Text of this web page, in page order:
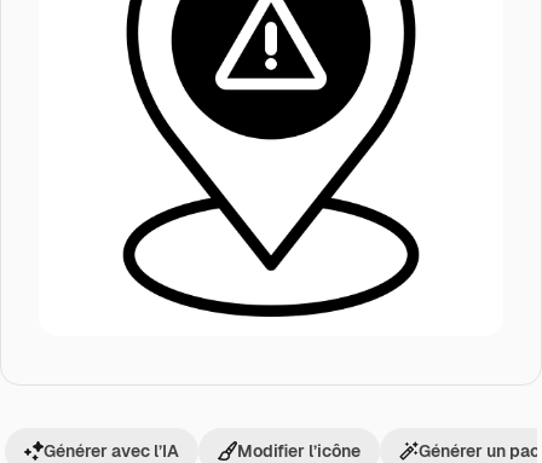
Générer avec l’IA Modifier l’icône Générer un